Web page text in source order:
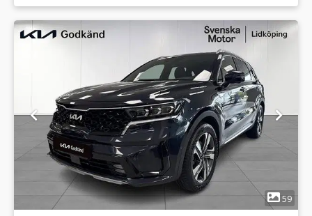
1
59